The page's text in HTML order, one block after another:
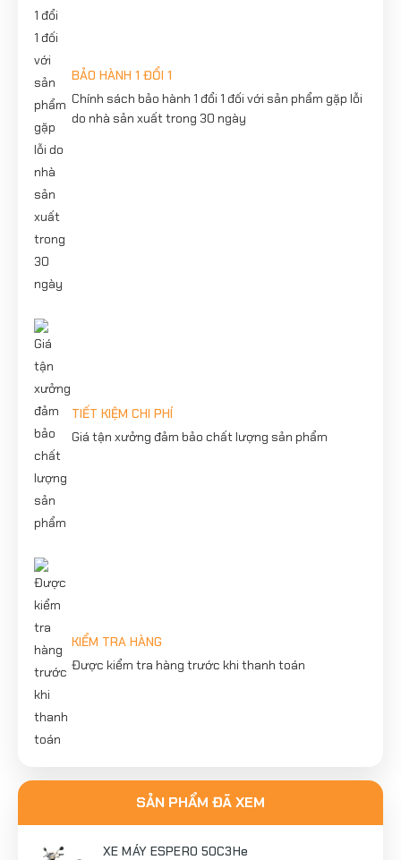
BẢO HÀNH 1 ĐỔI 1
Chính sách bảo hành 1 đổi 1 đối với sản phẩm gặp lỗi
do nhà sản xuất trong 30 ngày
TIẾT KIỆM CHI PHÍ
Giá tận xưởng đảm bảo chất lượng sản phẩm
KIỂM TRA HÀNG
Được kiểm tra hàng trước khi thanh toán
SẢN PHẨM ĐÃ XEM
XE MÁY ESPERO 50C3He